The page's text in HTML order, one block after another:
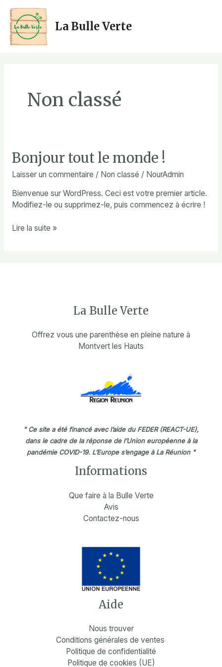
contenu
La Bulle Verte
Non classé
Bonjour tout le monde !
Laisser un commentaire / Non classé / NourAdmin
Bienvenue sur WordPress. Ceci est votre premier article.
Modifiez-le ou supprimez-le, puis commencez à écrire !
Bonjour
Lire la suite »
La Bulle Verte
Offrez vous une parenthèse en pleine nature à
Montvert les Hauts
" Ce site a été financé avec l’aide du FEDER (REACT-UE),
dans le cadre de la réponse de l’Union européenne à la
pandémie COVID-19. L’Europe s’engage à La Réunion "
Informations
Que faire à la Bulle Verte
Avis
Contactez-nous
Aide
Nous trouver
Conditions générales de ventes
Politique de confidentialité
Politique de cookies (UE)